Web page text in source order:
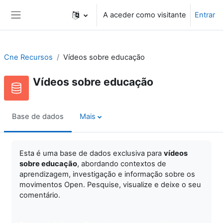
A aceder como visitante Entrar
Cne Recursos Vídeos sobre educação
Vídeos sobre educação
Base de dados Mais
Esta é uma base de dados exclusiva para vídeos
sobre educação, abordando contextos de
aprendizagem, investigação e informação sobre os
movimentos Open. Pesquise, visualize e deixe o seu
comentário.